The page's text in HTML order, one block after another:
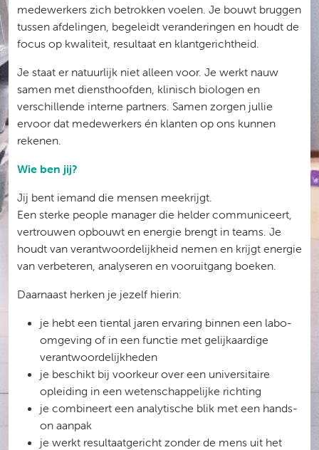
medewerkers zich betrokken voelen. Je bouwt bruggen
tussen afdelingen, begeleidt veranderingen en houdt de
focus op kwaliteit, resultaat en klantgerichtheid.
Je staat er natuurlijk niet alleen voor. Je werkt nauw
samen met diensthoofden, klinisch biologen en
verschillende interne partners. Samen zorgen jullie
ervoor dat medewerkers én klanten op ons kunnen
rekenen.
Wie ben jij?
Jij bent iemand die mensen meekrijgt.
Een sterke people manager die helder communiceert,
vertrouwen opbouwt en energie brengt in teams. Je
houdt van verantwoordelijkheid nemen en krijgt energie
van verbeteren, analyseren en vooruitgang boeken.
Daarnaast herken je jezelf hierin:
je hebt een tiental jaren ervaring binnen een labo-
omgeving of in een functie met gelijkaardige
verantwoordelijkheden
je beschikt bij voorkeur over een universitaire
opleiding in een wetenschappelijke richting
je combineert een analytische blik met een hands-
on aanpak
je werkt resultaatgericht zonder de mens uit het